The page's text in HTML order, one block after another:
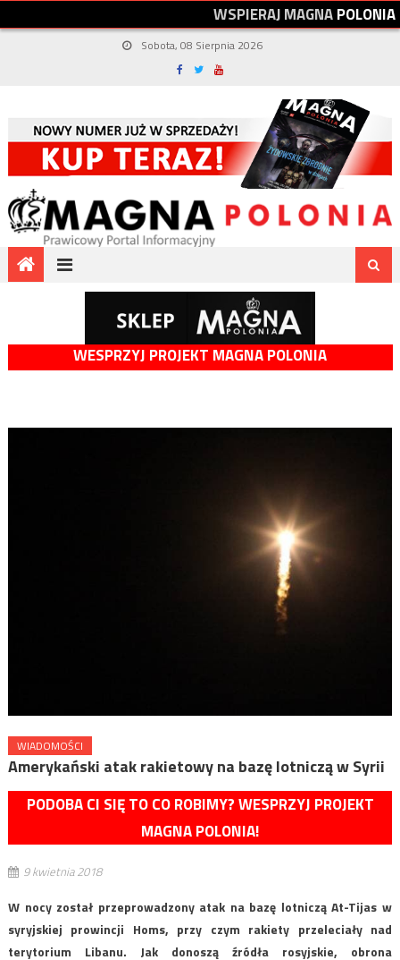
WSPIERAJMAGNAPOLONIA
Sobota, 08 Sierpnia 2026
WESPRZYJ PROJEKT MAGNA POLONIA
WIADOMOŚCI
Amerykański atak rakietowy na bazę lotniczą w Syrii
PODOBA CI SIĘ TO CO ROBIMY? WESPRZYJ PROJEKT
MAGNA POLONIA!
9 kwietnia 2018
W nocy został przeprowadzony atak na bazę lotniczą At-Tijas w
syryjskiej prowincji Homs, przy czym rakiety przeleciały nad
terytorium Libanu. Jak donoszą źródła rosyjskie, obrona